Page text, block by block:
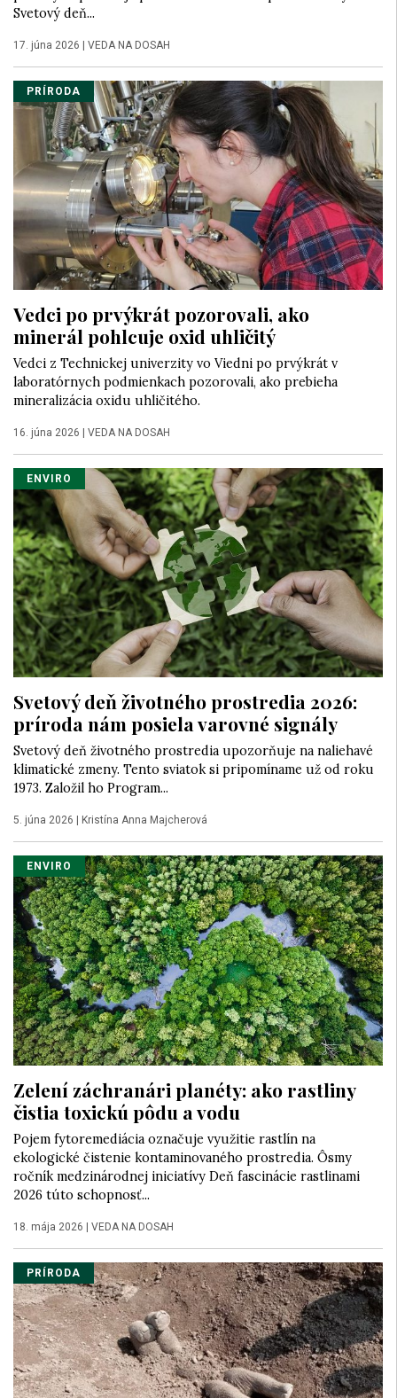
Svetový deň...
17. júna 2026 | VEDA NA DOSAH
PRÍRODA
Vedci po prvýkrát pozorovali, ako
minerál pohlcuje oxid uhličitý
Vedci z Technickej univerzity vo Viedni po prvýkrát v
laboratórnych podmienkach pozorovali, ako prebieha
mineralizácia oxidu uhličitého.
16. júna 2026 VEDA NA DOSAH
ENVIRO
Svetový deň životného prostredia 2026:
príroda nám posiela varovné signály
Svetový deň životného prostredia upozorňuje na naliehavé
klimatické zmeny. Tento sviatok si pripomíname už od roku
1973. Založil ho Program...
5. júna 2026 Kristína Anna Majcherová
ENVIRO
Zelení záchranári planéty: ako rastliny
čistia toxickú pôdu a vodu
Pojem fytoremediácia označuje využitie rastlín na
ekologické čistenie kontaminovaného prostredia. Ôsmy
ročník medzinárodnej iniciatívy Deň fascinácie rastlinami
2026 túto schopnosť...
18. mája 2026 | VEDA NA DOSAH
PRÍRODA